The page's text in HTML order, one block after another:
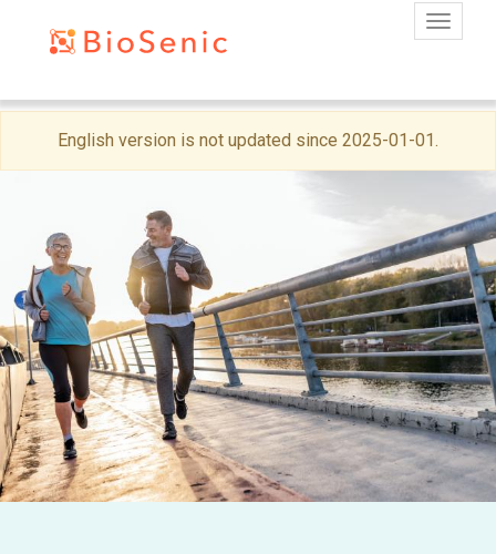
main
English version is not updated since 2025-01-01.